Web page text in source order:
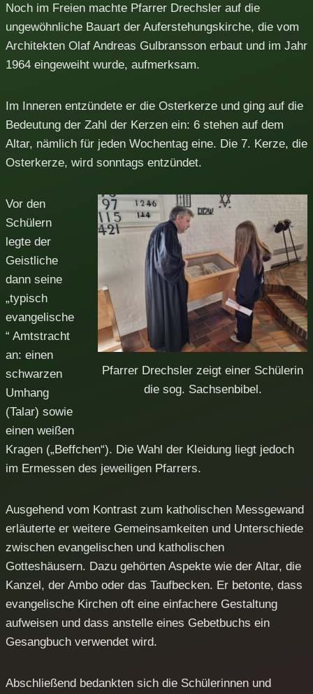
Noch im Freien machte Pfarrer Drechsler auf die
ungewöhnliche Bauart der Auferstehungskirche, die vom
Architekten Olaf Andreas Gulbransson erbaut und im Jahr
1964 eingeweiht wurde, aufmerksam.
Im Inneren entzündete er die Osterkerze und ging auf die
Bedeutung der Zahl der Kerzen ein: 6 stehen auf dem
Altar, nämlich für jeden Wochentag eine. Die 7. Kerze, die
Osterkerze, wird sonntags entzündet.
Pfarrer Drechsler zeigt einer Schülerin
die sog. Sachsenbibel.
Vor den
Schülern
legte der
Geistliche
dann seine
„typisch
evangelische
“ Amtstracht
an: einen
schwarzen
Umhang
(Talar) sowie
einen weißen
Kragen („Beffchen“). Die Wahl der Kleidung liegt jedoch
im Ermessen des jeweiligen Pfarrers.
Ausgehend vom Kontrast zum katholischen Messgewand
erläuterte er weitere Gemeinsamkeiten und Unterschiede
zwischen evangelischen und katholischen
Gotteshäusern. Dazu gehörten Aspekte wie der Altar, die
Kanzel, der Ambo oder das Taufbecken. Er betonte, dass
evangelische Kirchen oft eine einfachere Gestaltung
aufweisen und dass anstelle eines Gebetbuchs ein
Gesangbuch verwendet wird.
Abschließend bedankten sich die Schülerinnen und